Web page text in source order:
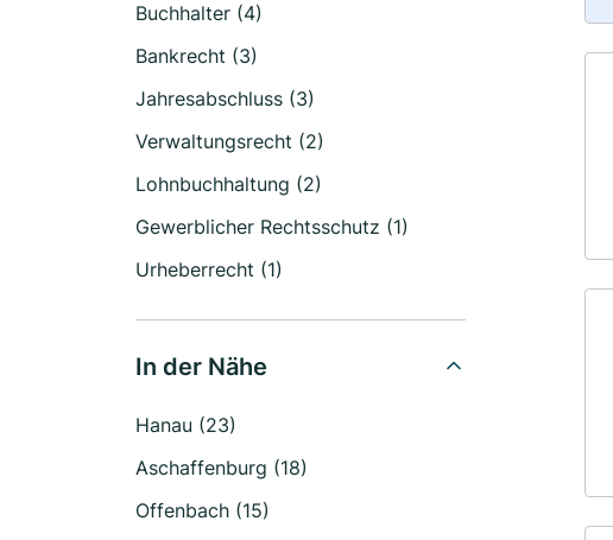
Buchhalter (4)
Bankrecht (3)
Jahresabschluss (3)
Verwaltungsrecht (2)
Lohnbuchhaltung (2)
Gewerblicher Rechtsschutz (1)
Urheberrecht (1)
In der Nähe
Hanau (23)
Aschaffenburg (18)
Offenbach (15)